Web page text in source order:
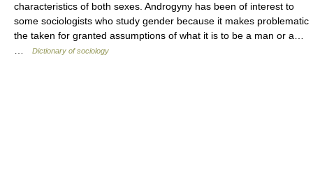
characteristics of both sexes. Androgyny has been of interest to
some sociologists who study gender because it makes problematic
the taken for granted assumptions of what it is to be a man or a…
Dictionary of sociology